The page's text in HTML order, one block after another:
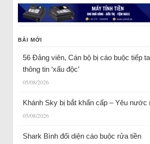
BÀI MỚI
56 Đảng viên, Cán bộ bị cáo buộc tiếp
thông tin ‘xấu độc’
05/08/2026
Khánh Sky bị bắt khẩn cấp – Yêu nước
05/08/2026
Shark Bình đối diện cáo buộc rửa tiền